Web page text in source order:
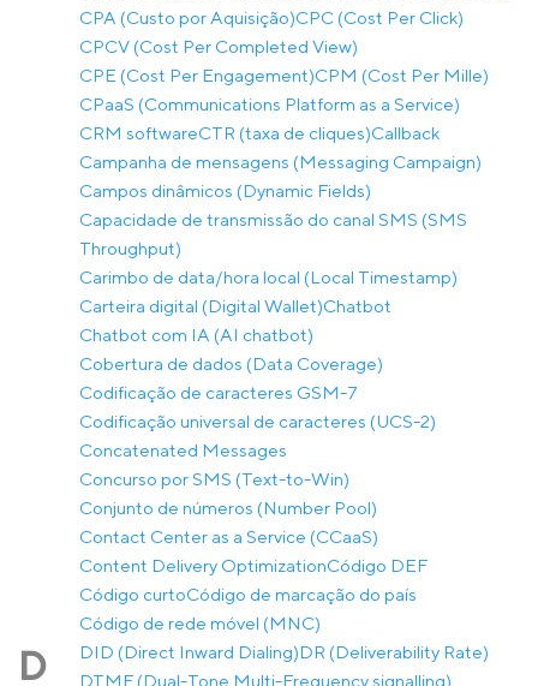
CPA (Custo por Aquisição)CPC (Cost Per Click)
CPCV (Cost Per Completed View)
CPE (Cost Per Engagement)CPM (Cost Per Mille)
CPaaS (Communications Platform as a Service)
CRM softwareCTR (taxa de cliques)Callback
Campanha de mensagens (Messaging Campaign)
Campos dinâmicos (Dynamic Fields)
Capacidade de transmissão do canal SMS (SMS
Throughput)
Carimbo de data/hora local (Local Timestamp)
Carteira digital (Digital Wallet)Chatbot
Chatbot com IA (AI chatbot)
Cobertura de dados (Data Coverage)
Codificação de caracteres GSM-7
Codificação universal de caracteres (UCS-2)
Concatenated Messages
Concurso por SMS (Text-to-Win)
Conjunto de números (Number Pool)
Contact Center as a Service (CCaaS)
Content Delivery OptimizationCódigo DEF
Código curtoCódigo de marcação do país
Código de rede móvel (MNC)
D DID (Direct Inward Dialing)DR (Deliverability Rate)
DTMF (Dual-Tone Multi-Frequency signalling)